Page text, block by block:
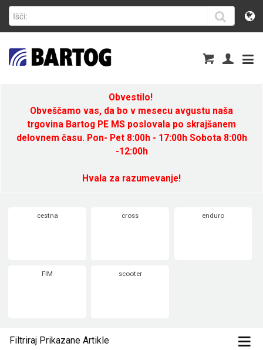
Obvestilo!
Obveščamo vas, da bo v mesecu avgustu naša
trgovina Bartog PE MS poslovala po skrajšanem
delovnem času. Pon- Pet 8:00h - 17:00h Sobota 8:00h
-12:00h
Hvala za razumevanje!
cestna cross enduro
FIM scooter
Filtriraj Prikazane Artikle